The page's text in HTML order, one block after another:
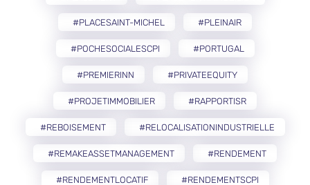
#PLACESAINT-MICHEL #PLEINAIR
#POCHESOCIALESCPI #PORTUGAL
#PREMIERINN #PRIVATEEQUITY
#PROJETIMMOBILIER #RAPPORTISR
#REBOISEMENT #RELOCALISATIONINDUSTRIELLE
#REMAKEASSETMANAGEMENT #RENDEMENT
#RENDEMENTLOCATIF #RENDEMENTSCPI